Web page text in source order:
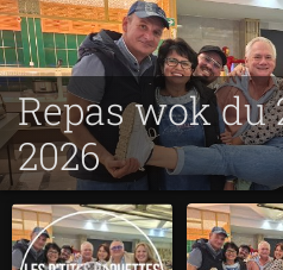
Repas wok du
2026